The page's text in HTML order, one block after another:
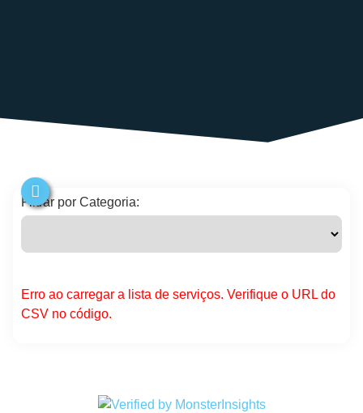
Filtrar por Categoria:
Erro ao carregar a lista de serviços. Verifique o URL do
CSV no código.